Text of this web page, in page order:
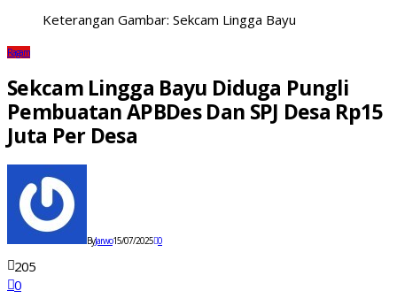
Keterangan Gambar: Sekcam Lingga Bayu
Ragam
Sekcam Lingga Bayu Diduga Pungli
Pembuatan APBDes Dan SPJ Desa Rp15
Juta Per Desa
ByJarwo15/07/2025 0
205
0